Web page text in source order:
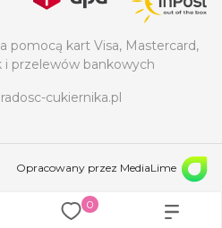
0
pomocą kart Visa, Mastercard,
i przelewów bankowych
cukiernika.pl
Opracowany przez MediaLime